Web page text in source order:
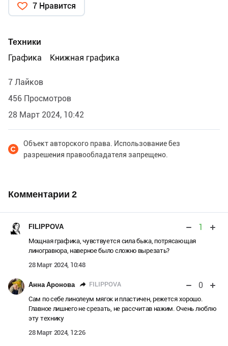
7 Нравится
Техники
Графика
Книжная графика
7 Лайков
456 Просмотров
28 Март 2024, 10:42
Объект авторского права. Использование без
разрешения правообладателя запрещено.
Комментарии 2
FILIPPOVA 1
Мощная графика, чувствуется сила быка, потрясающая
линогравюра, наверное было сложно вырезать?
28 Март 2024, 10:48
Анна Аронова FILIPPOVA 0
Сам по себе линолеум мягок и пластичен, режется хорошо.
Главное лишнего не срезать, не рассчитав нажим. Очень люблю
эту технику
28 Март 2024, 12:26